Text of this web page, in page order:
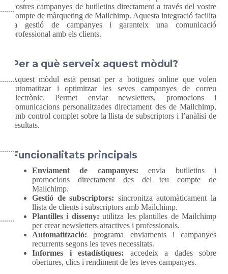
vostres campanyes de butlletins directament a través del vostre
compte de màrqueting de Mailchimp. Aquesta integració facilita
la gestió de campanyes i garanteix una comunicació
professional amb els clients.
Per a què serveix aquest mòdul?
Aquest mòdul està pensat per a botigues online que volen
automatitzar i optimitzar les seves campanyes de correu
electrònic. Permet enviar newsletters, promocions i
comunicacions personalitzades directament des de Mailchimp,
amb control complet sobre la llista de subscriptors i l’anàlisi de
resultats.
Funcionalitats principals
Enviament de campanyes: envia butlletins i
promocions directament des del teu compte de
Mailchimp.
Gestió de subscriptors: sincronitza automàticament la
llista de clients i subscriptors amb Mailchimp.
Plantilles i disseny: utilitza les plantilles de Mailchimp
per crear newsletters atractives i professionals.
Automatització: programa enviaments i campanyes
recurrents segons les teves necessitats.
Informes i estadístiques: accedeix a dades sobre
obertures, clics i rendiment de les teves campanyes.